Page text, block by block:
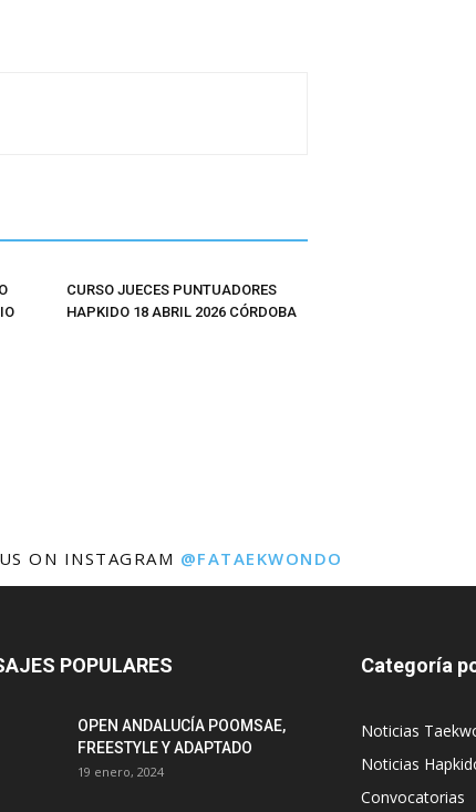
CURSO JUECES PUNTUADORES
HAPKIDO 18 ABRIL 2026 CÓRDOBA
ON INSTAGRAM @FATAEKWONDO
POPULARES
OPEN ANDALUCÍA POOMSAE,
FREESTYLE Y ADAPTADO
19 enero, 2024
Categoría
Noticias
Noticias
Convocatorias